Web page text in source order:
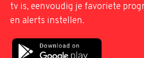
tv is, eenvoudig je favoriete
en alerts instellen.